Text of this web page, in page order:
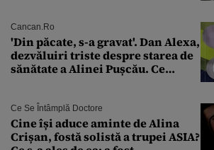
Cancan.ro
'Din păcate, s-a gravat'. Dan Alexa,
dezvăluiri triste despre starea de
sănătate a Alinei Pușcău. Ce
Ce Se Întâmplă Doctore
Cine își aduce aminte de Alina
Crișan, fostă solistă a trupei ASIA?